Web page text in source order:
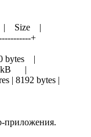
| Size |
+
bytes |
kB |
| 8192 bytes |
приложения.